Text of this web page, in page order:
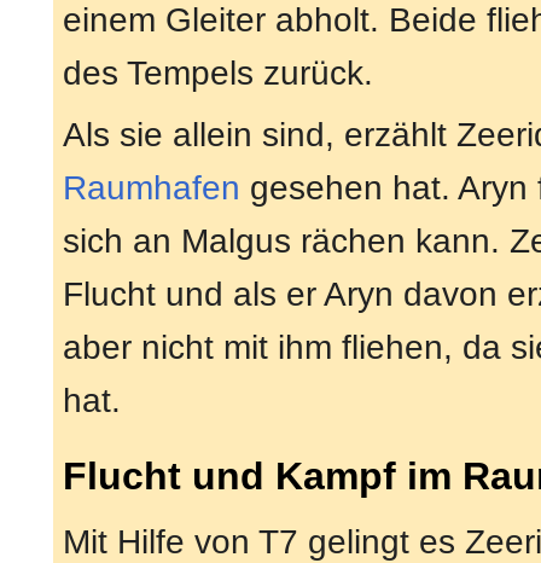
einem Gleiter abholt. Beide
des Tempels zurück.
Als sie allein sind, erzählt
Raumhafen gesehen hat.
sich an Malgus rächen kann.
Flucht und als er Aryn davon
aber nicht mit ihm fliehen, da
hat.
Flucht und Kampf im
Mit Hilfe von T7 gelingt es